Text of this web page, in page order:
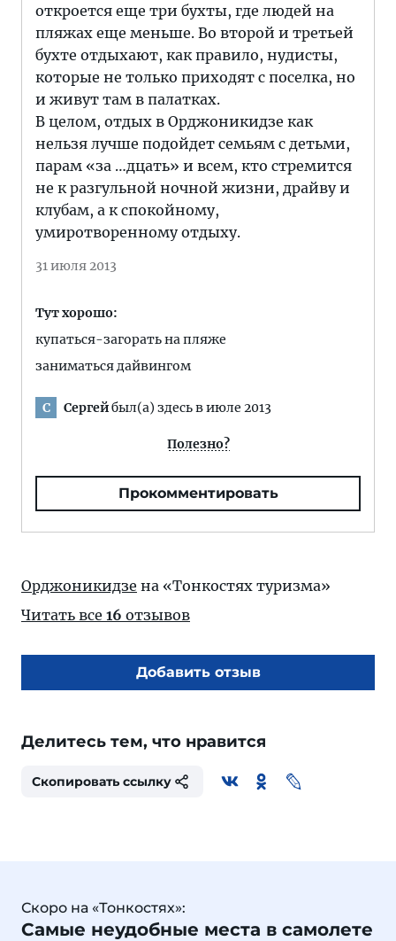
откроется еще три бухты, где людей на
пляжах еще меньше. Во второй и третьей
бухте отдыхают, как правило, нудисты,
которые не только приходят с поселка, но
и живут там в палатках.
В целом, отдых в Орджоникидзе как
нельзя лучше подойдет семьям с детьми,
парам «за …дцать» и всем, кто стремится
не к разгульной ночной жизни, драйву и
клубам, а к спокойному,
умиротворенному отдыху.
31 июля 2013
Тут хорошо:
купаться-загорать на пляже
заниматься дайвингом
С Сергейбыл(а) здесь в июле 2013
Полезно?
Прокомментировать
Орджоникидзе на «Тонкостях туризма»
Читать все 16 отзывов
Добавить отзыв
Делитесь тем, что нравится
Скопировать ссылку
Скоро на «Тонкостях»:
Самые неудобные места в самолете